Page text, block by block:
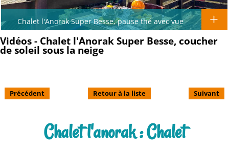
Chalet l'Anorak Super Besse, pause thé avec vue
Vidéos - Chalet l'Anorak Super Besse, coucher
de soleil sous la neige
Précédent Retour à la liste Suivant
Chalet l'anorak : Chalet